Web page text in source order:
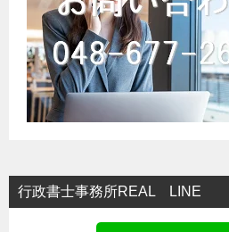
行政書士事務所REAL LINE